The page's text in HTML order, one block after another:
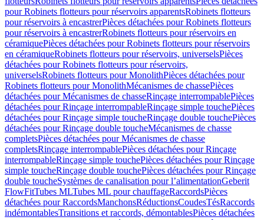
pour Robinets flotteurs pour réservoirs apparentsRobinets flotteurs
pour réservoirs à encastrerPièces détachées pour Robinets flotteurs
pour réservoirs à encastrerRobinets flotteurs pour réservoirs en
céramiquePièces détachées pour Robinets flotteurs pour réservoirs
en céramiqueRobinets flotteurs pour réservoirs, universelsPièces
détachées pour Robinets flotteurs pour réservoirs,
universelsRobinets flotteurs pour MonolithPièces détachées pour
Robinets flotteurs pour MonolithMécanismes de chassePièces
détachées pour Mécanismes de chasseRinçage interrompablePièces
détachées pour Rinçage interrompableRinçage simple touchePièces
détachées pour Rinçage simple toucheRinçage double touchePièces
détachées pour Rinçage double toucheMécanismes de chasse
completsPièces détachées pour Mécanismes de chasse
completsRinçage interrompablePièces détachées pour Rinçage
interrompableRinçage simple touchePièces détachées pour Rinçage
simple toucheRinçage double touchePièces détachées pour Rinçage
double toucheSystèmes de canalisation pour l’alimentationGeberit
FlowFitTubes MLTubes ML pour chauffageRaccordsPièces
détachées pour RaccordsManchonsRéductionsCoudesTésRaccords
indémontablesTransitions et raccords, démontablesPièces détachées